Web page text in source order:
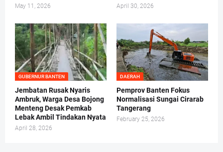
May 11, 2026 April 30, 2026
GUBERNUR BANTEN
Jembatan Rusak Nyaris
Ambruk, Warga Desa Bojong
Menteng Desak Pemkab
Lebak Ambil Tindakan Nyata
April 28, 2026
DAERAH
Pemprov Banten Fokus
Normalisasi Sungai Cirarab
Tangerang
February 25, 2026